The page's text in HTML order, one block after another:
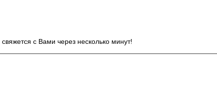
с Вами через несколько минут!